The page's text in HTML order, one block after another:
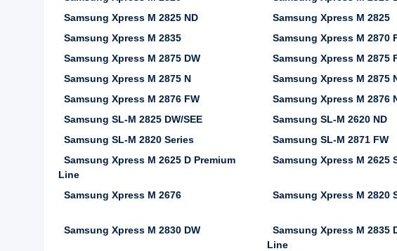
Samsung Xpress M 2825 ND
Samsung Xpress M 2825
Samsung Xpress M 2835
Samsung Xpress M 2870
Samsung Xpress M 2875 DW
Samsung Xpress M 2875
Samsung Xpress M 2875 N
Samsung Xpress M 2875
Samsung Xpress M 2876 FW
Samsung Xpress M 2876
Samsung SL-M 2825 DW/SEE
Samsung SL-M 2620 ND
Samsung SL-M 2820 Series
Samsung SL-M 2871 FW
Samsung Xpress M 2625 D Premium
Line
Samsung Xpress M 2625
Samsung Xpress M 2676 Samsung Xpress M 2820
Samsung Xpress M 2830 DW
Samsung Xpress M 2835
Line